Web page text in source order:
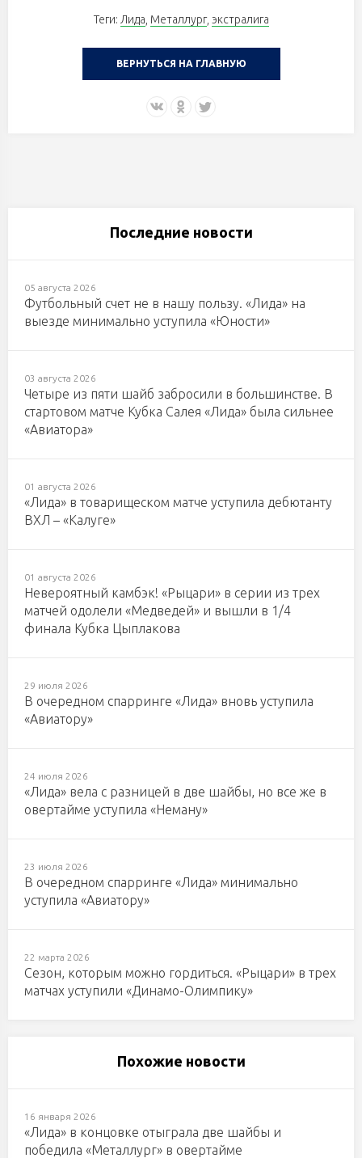
Теги: Лида Металлург, экстралига
ВЕРНУТЬСЯ НА ГЛАВНУЮ
Последние новости
05 августа 2026
Футбольный счет не в нашу пользу. «Лида» на
выезде минимально уступила «Юности»
03 августа 2026
Четыре из пяти шайб забросили в большинстве. В
стартовом матче Кубка Салея «Лида» была сильнее
«Авиатора»
01 августа 2026
«Лида» в товарищеском матче уступила дебютанту
ВХЛ – «Калуге»
01 августа 2026
Невероятный камбэк! «Рыцари» в серии из трех
матчей одолели «Медведей» и вышли в 1/4
финала Кубка Цыплакова
29 июля 2026
В очередном спарринге «Лида» вновь уступила
«Авиатору»
24 июля 2026
«Лида» вела с разницей в две шайбы, но все же в
овертайме уступила «Неману»
23 июля 2026
В очередном спарринге «Лида» минимально
уступила «Авиатору»
22 марта 2026
Сезон, которым можно гордиться. «Рыцари» в трех
матчах уступили «Динамо-Олимпику»
Похожие новости
16 января 2026
«Лида» в концовке отыграла две шайбы и
победила «Металлург» в овертайме